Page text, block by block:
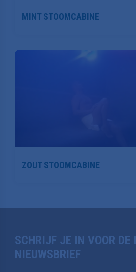
MINT STOOMCABINE
ZOUT STOOMCABINE
SCHRIJF JE IN VOOR DE
NIEUWSBRIEF